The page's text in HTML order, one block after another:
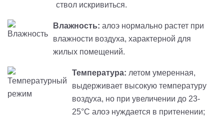
ствол искривиться.
Влажность: алоэ нормально растет при
влажности воздуха, характерной для
жилых помещений.
Температура: летом умеренная,
выдерживает высокую температуру
воздуха, но при увеличении до 23-
25°С алоэ нуждается в притенении;